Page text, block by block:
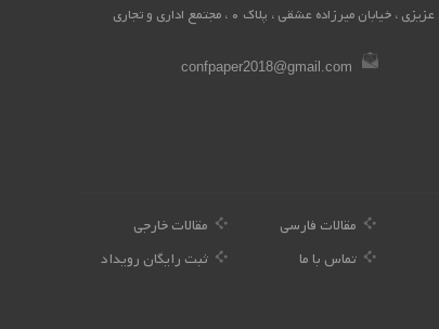
همدان، محله میرزاده عشقی ، کوچه شهید عزیزی ، خیابان میرزاده عشقی ، پلاک 0 ، مجتمع اداری و تجاری
confpaper2018@gmail.com
مقالات فارسی مقالات خارجی
تماس با ما ثبت رایگان رویداد